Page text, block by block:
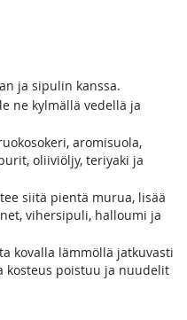
ja sipulin kanssa.
ne kylmällä vedellä ja
aromisuola,
oliiviöljy, teriyaki ja
siitä pientä murua, lisää
vihersipuli, halloumi ja
kovalla lämmöllä jatkuvasti
kosteus poistuu ja nuudelit